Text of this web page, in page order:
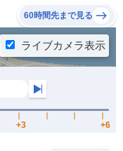
60時間先まで見る